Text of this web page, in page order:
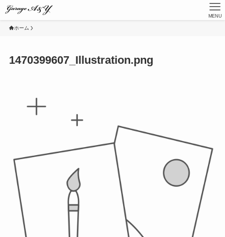
MENU
ホーム
1470399607_Illustration.png